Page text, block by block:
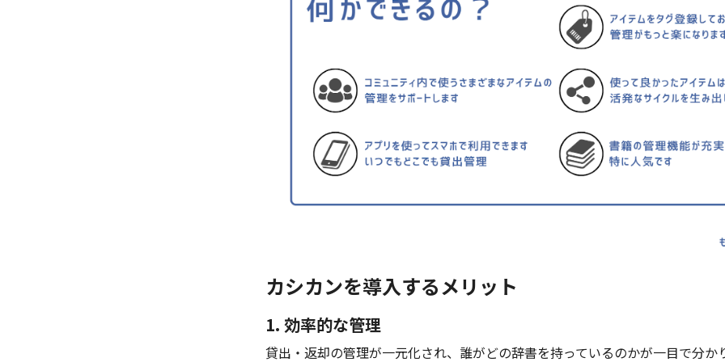
カシカンを導入するメリット
1. 効率的な管理
貸出・返却の管理が一元化され、誰がどの辞書を持っているのかが一目で分か